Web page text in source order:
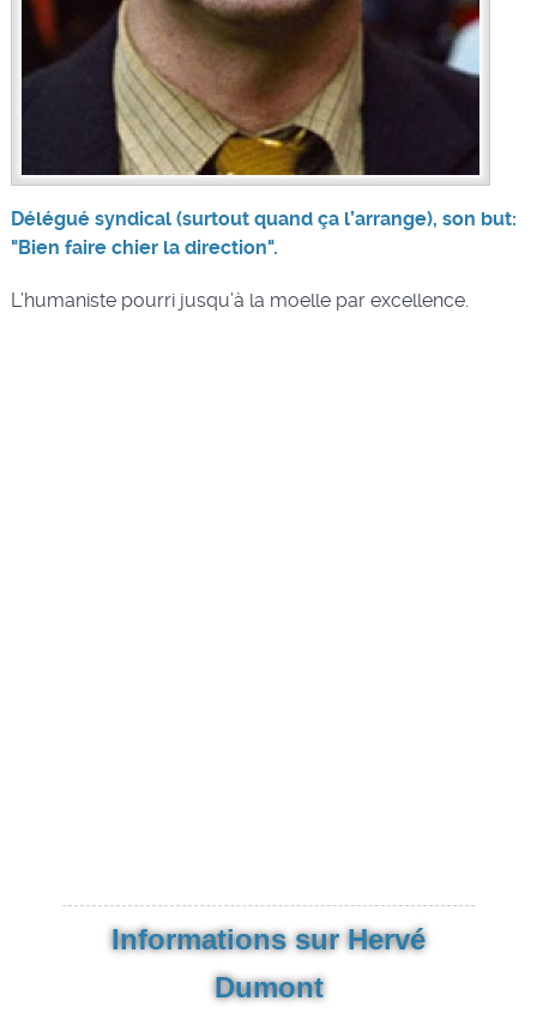
Délégué syndical (surtout quand ça l’arrange), son but:
"Bien faire chier la direction".
L’humaniste pourri jusqu’à la moelle par excellence.
Informations sur Hervé
Dumont